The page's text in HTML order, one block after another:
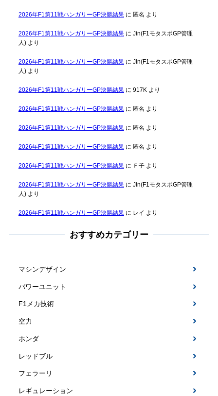
2026年F1第11戦ハンガリーGP決勝結果に 匿名 より
2026年F1第11戦ハンガリーGP決勝結果に Jin(F1モタスポGP管理
人)より
2026年F1第11戦ハンガリーGP決勝結果に Jin(F1モタスポGP管理
人)より
2026年F1第11戦ハンガリーGP決勝結果に 917Kより
2026年F1第11戦ハンガリーGP決勝結果に 匿名 より
2026年F1第11戦ハンガリーGP決勝結果に 匿名 より
2026年F1第11戦ハンガリーGP決勝結果に 匿名 より
2026年F1第11戦ハンガリーGP決勝結果に Ｆ子より
2026年F1第11戦ハンガリーGP決勝結果に Jin(F1モタスポGP管理
人)より
2026年F1第11戦ハンガリーGP決勝結果に レイ より
おすすめカテゴリー
マシンデザイン
パワーユニット
F1メカ技術
空力
ホンダ
レッドブル
フェラーリ
レギュレーション